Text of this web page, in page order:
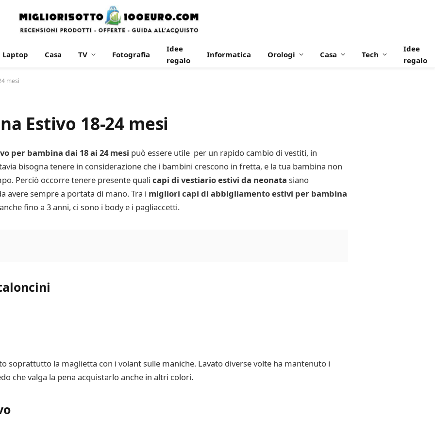
Laptop Casa TV Fotografia
Idee
regalo
Informatica Orologi Casa Tech
Idee
regalo
mesi
Estivo 18-24 mesi
per bambina dai 18 ai 24 mesi può essere utile per un rapido cambio di vestiti, in
bisogna tenere in considerazione che i bambini crescono in fretta, e la tua bambina non
Perciò occorre tenere presente quali capi di vestiario estivi da neonata siano
avere sempre a portata di mano. Tra i migliori capi di abbigliamento estivi per bambina
fino a 3 anni, ci sono i body e i pagliaccetti.
soprattutto la maglietta con i volant sulle maniche. Lavato diverse volte ha mantenuto i
che valga la pena acquistarlo anche in altri colori.